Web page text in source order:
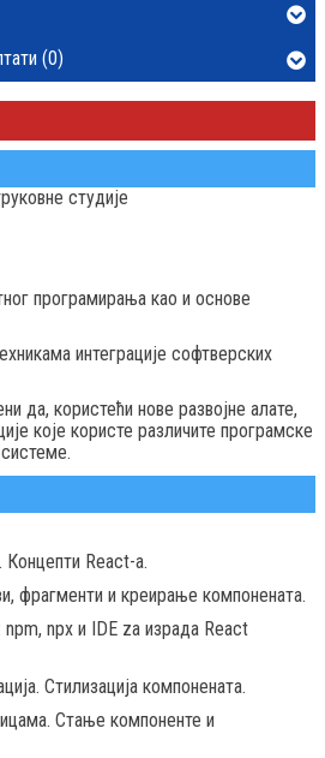
студије
програмирања као и основе
интеграције софтверских
да, користећи нове развојне алате,
које користе различите програмске
React-a.
фрагменти и креирање компонената.
npm, npx и IDE za израда React
Стилизација компонената.
Стање компоненте и
(0)